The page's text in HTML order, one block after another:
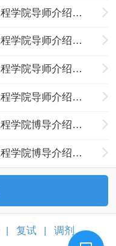
中国矿大（北京）资源与安全工程学院导师介绍：陆明心
中国矿大（北京）资源与安全工程学院导师介绍：张勇
中国矿大（北京）资源与安全工程学院导师介绍：杨宝贵
中国矿大（北京）资源与安全工程学院导师介绍：刘文永
中国矿大（北京）资源与安全工程学院博导介绍：李成武
中国矿大（北京）资源与安全工程学院博导介绍：何学秋
复试 调剂